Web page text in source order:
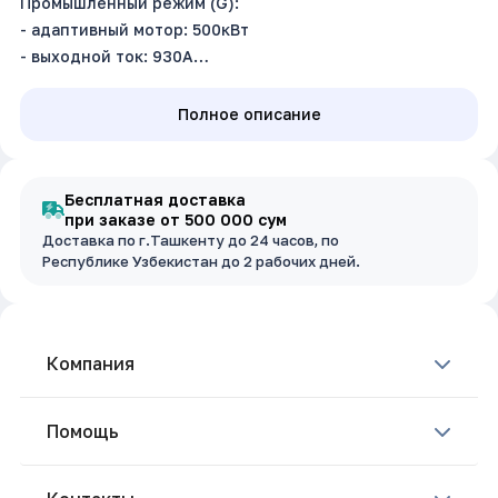
- адаптивный мотор: 500кВт
- выходной ток: 930А
Входное напряжение: 3~380В ±15%, 50/60Гц
Полное описание
Бесплатная доставка
при заказе от 500 000 сум
Доставка по г.Ташкенту до 24 часов, по
Республике Узбекистан до 2 рабочих дней.
Компания
Помощь